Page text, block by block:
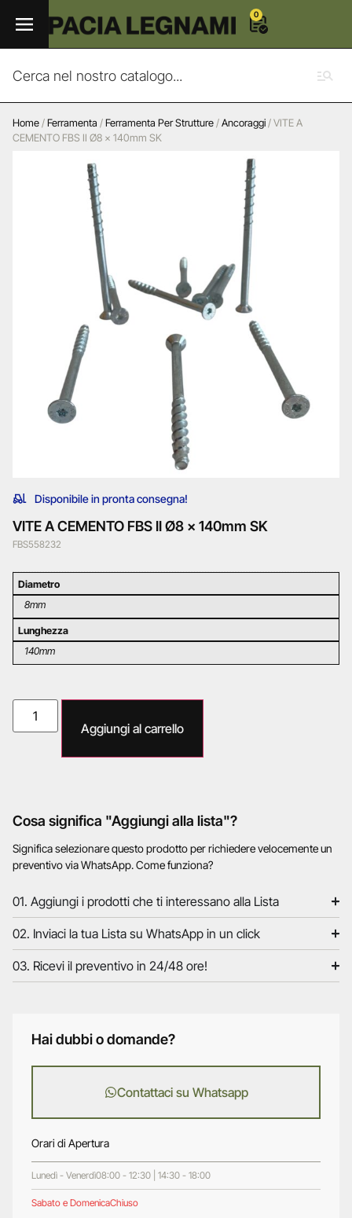
0
Home/Ferramenta /Ferramenta Per Strutture/Ancoraggi/ VITE A
CEMENTO FBS II Ø8 x 140mm SK
Disponibile in pronta consegna!
VITE A CEMENTO FBS II Ø8 x 140mm SK
FBS558232
Diametro
8mm
Lunghezza
140mm
Aggiungi al carrello
Cosa significa "Aggiungi alla lista"?
Significa selezionare questo prodotto per richiedere velocemente un
preventivo via WhatsApp. Come funziona?
01. Aggiungi i prodotti che ti interessano alla Lista
02. Inviaci la tua Lista su WhatsApp in un click
03. Ricevi il preventivo in 24/48 ore!
Hai dubbi o domande?
Contattaci su Whatsapp
Orari di Apertura
Lunedì - Venerdì08:00 - 12:30 | 14:30 - 18:00
Sabato e DomenicaChiuso